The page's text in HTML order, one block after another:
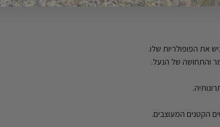
והתחושה של הנעל.
הקטנים המעוצבים.